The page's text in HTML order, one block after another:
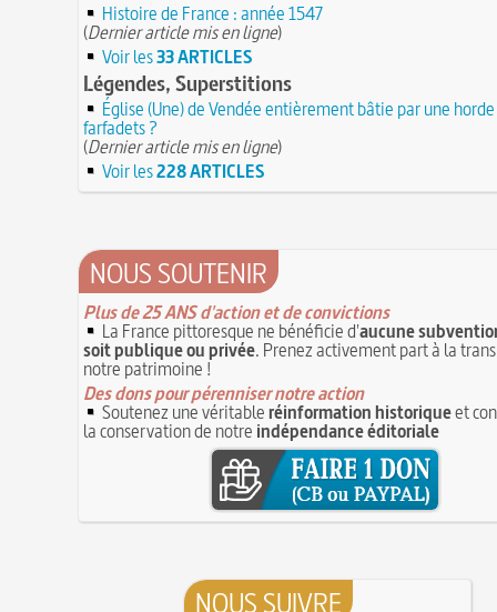
JUILLET
Le masque de l'ingérence ou le peuple
1er juillet 1903 : début du premier Tour de
cycliste 1ER JUILLET
30 juin 1559 : Henri II est mortellement
coup de lance lors d’un tournoi
Thérapeutique alcoolique au Moyen Âge 29
Hâtez-vous lentement
Troisième République (1870-1940)
Vatel, « perdu d'honneur », se suicide lors
donné en 1671 par le prince de Condé à Louis
Histoire de France : année 1547
(Dernier article mis en ligne)
Voir les33 ARTICLES
Légendes, Superstitions
Église (Une) de Vendée entièrement bâtie par une
farfadets ?
(Dernier article mis en ligne)
Voir les228 ARTICLES
NOUS SOUTENIR
Plus de 25 ANS d'action et de convictions
La France pittoresque ne bénéficie d'aucune
soit publique ou privée. Prenez activement part à la
notre patrimoine !
Des dons pour pérenniser notre action
Soutenez une véritableréinformation historiqueet
la conservation de notre indépendance éditoriale
NOUS SUIVRE